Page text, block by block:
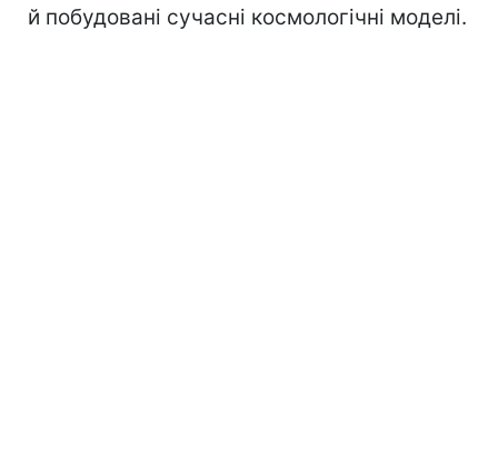
й побудовані сучасні космологічні моделі.